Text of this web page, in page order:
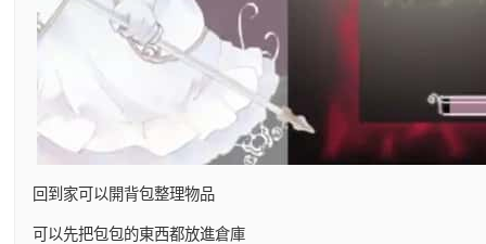
回到家可以開背包整理物品
可以先把包包的東西都放進倉庫